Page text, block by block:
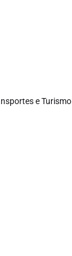
e Turismo